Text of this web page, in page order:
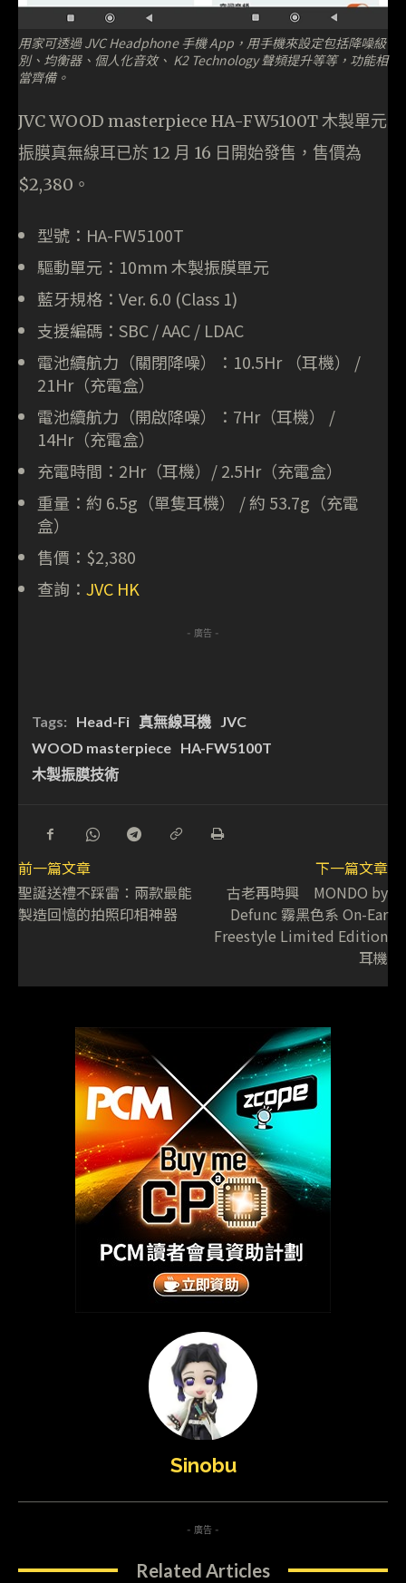
用家可透過 JVC Headphone 手機 App，用手機來設定包括降噪級
別、均衡器、個人化音效、 K2 Technology 聲頻提升等等，功能相
當齊備。
JVC WOOD masterpiece HA-FW5100T 木製單元
振膜真無線耳已於 12 月 16 日開始發售，售價為
$2,380。
型號：HA-FW5100T
驅動單元：10mm 木製振膜單元
藍牙規格：Ver. 6.0 (Class 1)
支援編碼：SBC / AAC / LDAC
電池續航力（關閉降噪）：10.5Hr （耳機） /
21Hr（充電盒）
電池續航力（開啟降噪）：7Hr（耳機） /
14Hr（充電盒）
充電時間：2Hr（耳機）/ 2.5Hr（充電盒）
重量：約 6.5g（單隻耳機） / 約 53.7g（充電
盒）
售價：$2,380
查詢： JVC HK
- 廣告 -
Tags: Head-Fi 真無線耳機 JVC
WOOD masterpiece HA-FW5100T
木製振膜技術
前一篇文章
聖誕送禮不踩雷：兩款最能
製造回憶的拍照印相神器
下一篇文章
古老再時興 MONDO by
Defunc 霧黑色系 On-Ear
Freestyle Limited Edition
耳機
Sinobu
- 廣告 -
Related Articles